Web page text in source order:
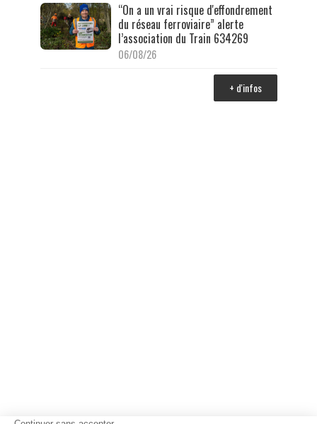
“On a un vrai risque d'effondrement
du réseau ferroviaire” alerte
l’association du Train 634269
06/08/26
+ d'infos